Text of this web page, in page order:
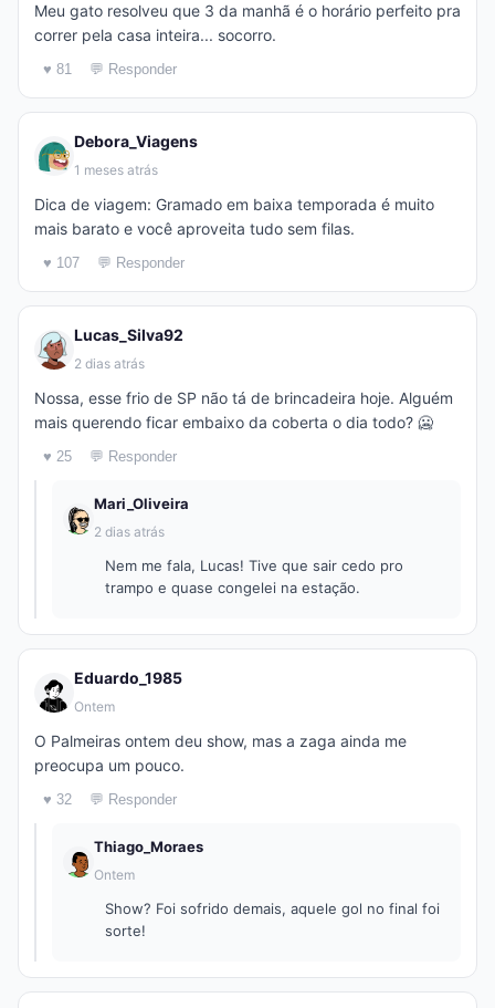
Meu gato resolveu que 3 da manhã é o horário perfeito pra
correr pela casa inteira... socorro.
♥ 81 💬 Responder
Debora_Viagens
1 meses atrás
Dica de viagem: Gramado em baixa temporada é muito
mais barato e você aproveita tudo sem filas.
♥ 107 💬 Responder
Lucas_Silva92
2 dias atrás
Nossa, esse frio de SP não tá de brincadeira hoje. Alguém
mais querendo ficar embaixo da coberta o dia todo? 🥶
♥ 25 💬 Responder
Mari_Oliveira
2 dias atrás
Nem me fala, Lucas! Tive que sair cedo pro
trampo e quase congelei na estação.
Eduardo_1985
Ontem
O Palmeiras ontem deu show, mas a zaga ainda me
preocupa um pouco.
♥ 32 💬 Responder
Thiago_Moraes
Ontem
Show? Foi sofrido demais, aquele gol no final foi
sorte!